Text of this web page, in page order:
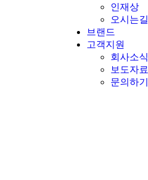
인재상
오시는길
브랜드
고객지원
회사소식
보도자료
문의하기